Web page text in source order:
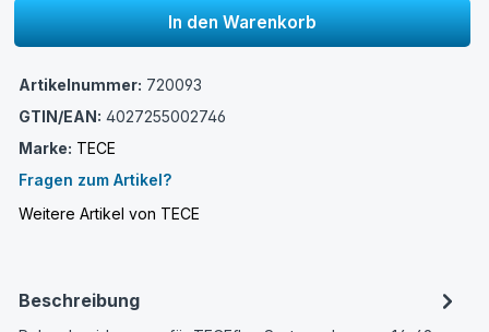
In den Warenkorb
Artikelnummer: 720093
GTIN/EAN: 4027255002746
Marke: TECE
Fragen zum Artikel?
Weitere Artikel von TECE
Beschreibung